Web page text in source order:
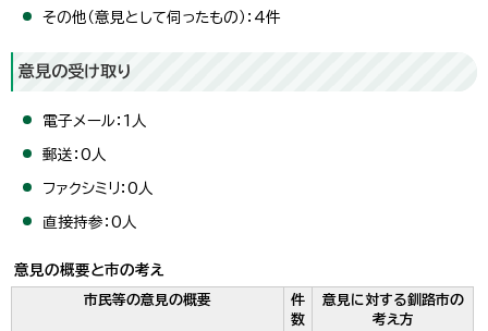
その他（意見として伺ったもの）：4件
意見の受け取り
電子メール：1人
郵送：0人
ファクシミリ：0人
直接持参：0人
意見の概要と市の考え
市民等の意見の概要
件
数
意見に対する釧路市の
考え方